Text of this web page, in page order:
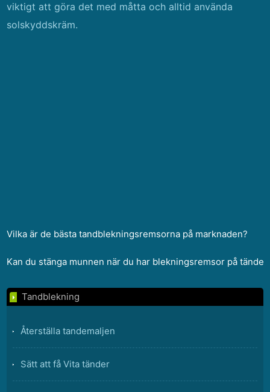
viktigt att göra det med måtta och alltid använda
solskyddskräm.
Vilka är de bästa tandblekningsremsorna på marknaden?
Kan du stänga munnen när du har blekningsremsor på
Tandblekning
Återställa tandemaljen
Sätt att få Vita tänder